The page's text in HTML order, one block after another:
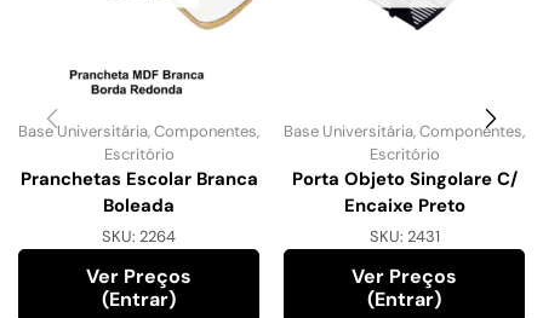
Base Universitária,Componentes,
Escritório
Pranchetas Escolar Branca
Boleada
SKU: 2264
Ver Preços
(entrar)
Base Universitária,Componentes,
Escritório
Porta Objeto Singolare C/
Encaixe Preto
SKU: 2431
Ver Preços
(entrar)